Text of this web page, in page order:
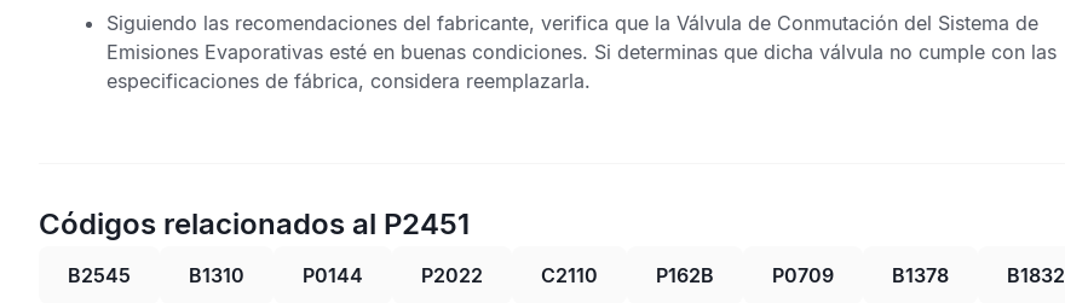
Siguiendo las recomendaciones del fabricante, verifica que la Válvula de Conmutación del Sistema de
Emisiones Evaporativas esté en buenas condiciones. Si determinas que dicha válvula no cumple con las
especificaciones de fábrica, considera reemplazarla.
Códigos relacionados al P2451
B2545 B1310 P0144 P2022 C2110 P162B P0709 B1378 B1832